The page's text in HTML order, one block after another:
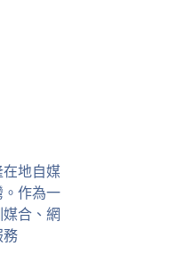
地自媒
作為一
合、網
務